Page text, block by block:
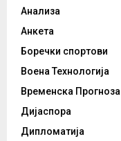
Анализа
Анкета
Боречки спортови
Воена Технологија
Временска Прогноза
Дијаспора
Дипломатија